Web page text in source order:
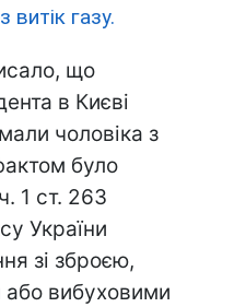
витік газу.
що
в Києві
чоловіка з
було
1 ст. 263
України
зі зброєю,
вибуховими